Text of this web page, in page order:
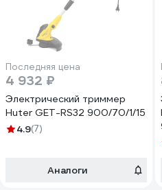
Последняя цена
4 932 ₽
Электрический триммер
Huter GET-RS32 900/70/1/15
4.9(7)
Аналоги